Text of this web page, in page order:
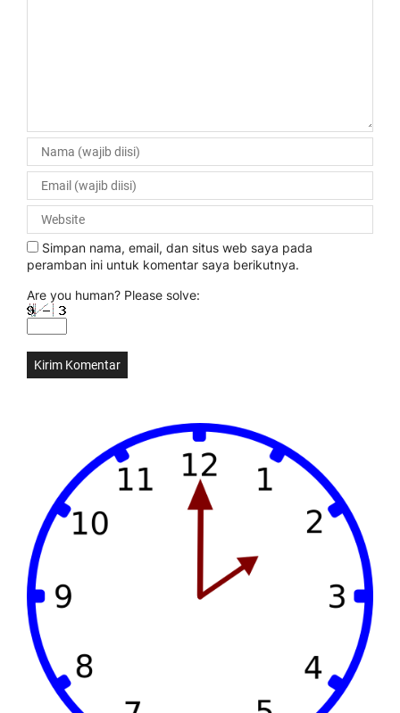
Simpan nama, email, dan situs web saya pada
peramban ini untuk komentar saya berikutnya.
Are you human? Please solve: